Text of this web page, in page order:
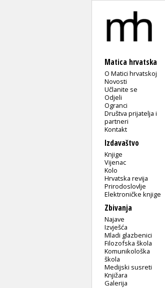
Matica hrvatska
O Matici hrvatskoj
Novosti
Učlanite se
Odjeli
Ogranci
Društva prijatelja i
partneri
Kontakt
Izdavaštvo
Knjige
Vijenac
Kolo
Hrvatska revija
Prirodoslovlje
Elektroničke knjige
Zbivanja
Najave
Izvješća
Mladi glazbenici
Filozofska škola
Komunikološka
škola
Medijski susreti
Knjižara
Galerija